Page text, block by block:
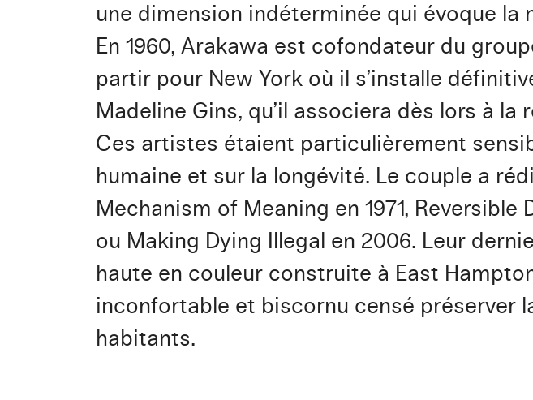
une dimension indéterminée qui évoque
En 1960, Arakawa est cofondateur du
partir pour New York où il s’installe
Madeline Gins, qu’il associera dès lors à
Ces artistes étaient particulièrement
humaine et sur la longévité. Le couple a
Mechanism of Meaning en 1971,
ou Making Dying Illegal en 2006. Leur
haute en couleur construite à East
inconfortable et biscornu censé préserver
habitants.